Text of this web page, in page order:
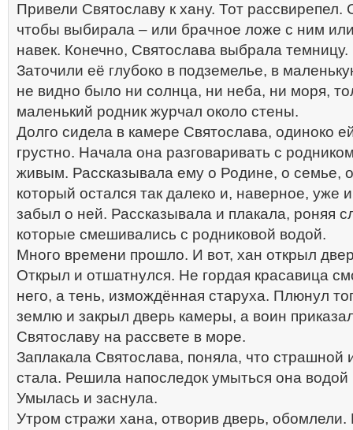
Привели Святославу к хану. Тот рассвирепел.
чтобы выбирала – или брачное ложе с ним
навек. Конечно, Святослава выбрала темницу.
Заточили её глубоко в подземелье, в
не видно было ни солнца, ни неба, ни моря,
маленький родник журчал около стены.
Долго сидела в камере Святослава, одиноко
грустно. Начала она разговаривать с
живым. Рассказывала ему о Родине, о семье,
который остался так далеко и, наверное, уже
забыл о ней. Рассказывала и плакала, роняя
которые смешивались с родниковой водой.
Много времени прошло. И вот, хан открыл
Открыл и отшатнулся. Не гордая красавица
него, а тень, измождённая старуха. Плюнул
землю и закрыл дверь камеры, а воин
Святославу на рассвете в море.
Заплакала Святослава, поняла, что страшной
стала. Решила напоследок умыться она водой
Умылась и заснула.
Утром стражи хана, отворив дверь,